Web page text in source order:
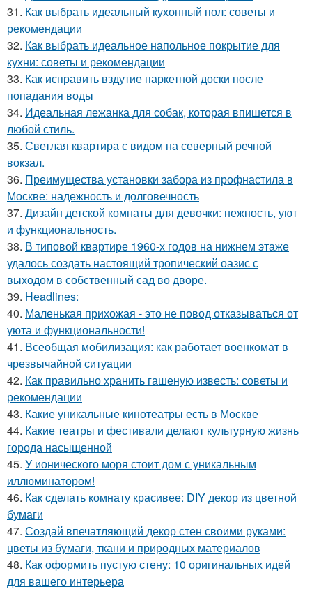
31. Как выбрать идеальный кухонный пол: советы и
рекомендации
32. Как выбрать идеальное напольное покрытие для
кухни: советы и рекомендации
33. Как исправить вздутие паркетной доски после
попадания воды
34. Идеальная лежанка для собак, которая впишется в
любой стиль.
35. Светлая квартира с видом на северный речной
вокзал.
36. Преимущества установки забора из профнастила в
Москве: надежность и долговечность
37. Дизайн детской комнаты для девочки: нежность, уют
и функциональность.
38. В типовой квартире 1960-х годов на нижнем этаже
удалось создать настоящий тропический оазис с
выходом в собственный сад во дворе.
39. Headlines:
40. Маленькая прихожая - это не повод отказываться от
уюта и функциональности!
41. Всеобщая мобилизация: как работает военкомат в
чрезвычайной ситуации
42. Как правильно хранить гашеную известь: советы и
рекомендации
43. Какие уникальные кинотеатры есть в Москве
44. Какие театры и фестивали делают культурную жизнь
города насыщенной
45. У ионического моря стоит дом с уникальным
иллюминатором!
46. Как сделать комнату красивее: DIY декор из цветной
бумаги
47. Создай впечатляющий декор стен своими руками:
цветы из бумаги, ткани и природных материалов
48. Как оформить пустую стену: 10 оригинальных идей
для вашего интерьера